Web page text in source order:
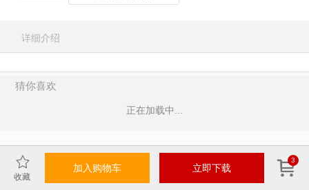
详细介绍
猜你喜欢
正在加载中...
收藏
加入购物车
3
立即下载